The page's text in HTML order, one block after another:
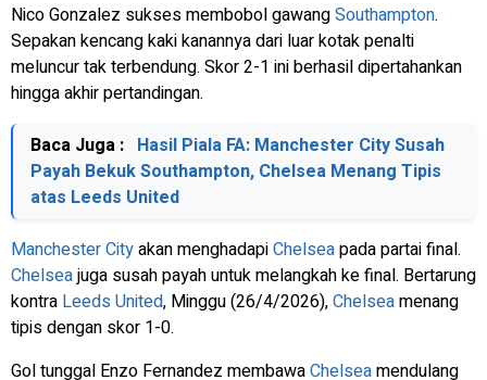
Nico Gonzalez sukses membobol gawangSouthampton.
Sepakan kencang kaki kanannya dari luar kotak penalti
meluncur tak terbendung. Skor 2-1 ini berhasil dipertahankan
hingga akhir pertandingan.
Baca Juga : Hasil Piala FA: Manchester City Susah
Payah Bekuk Southampton, Chelsea Menang Tipis
atas Leeds United
Manchester Cityakan menghadapiChelseapada partai final.
Chelseajuga susah payah untuk melangkah ke final. Bertarung
kontra Leeds United, Minggu (26/4/2026),Chelseamenang
tipis dengan skor 1-0.
Gol tunggal Enzo Fernandez membawaChelseamendulang